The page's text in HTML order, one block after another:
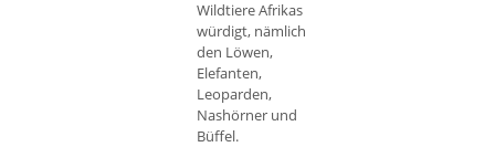
Wildtiere Afrikas
würdigt, nämlich
den Löwen,
Elefanten,
Leoparden,
Nashörner und
Büffel.